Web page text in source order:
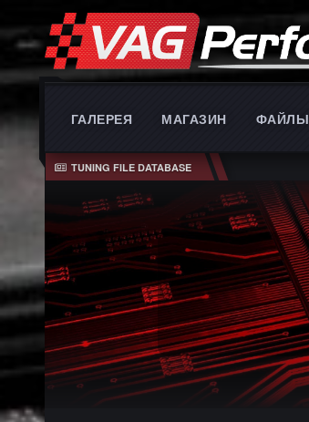
ГАЛЕРЕЯ МАГАЗИН ФАЙЛЫ
TUNING FILE DATABASE